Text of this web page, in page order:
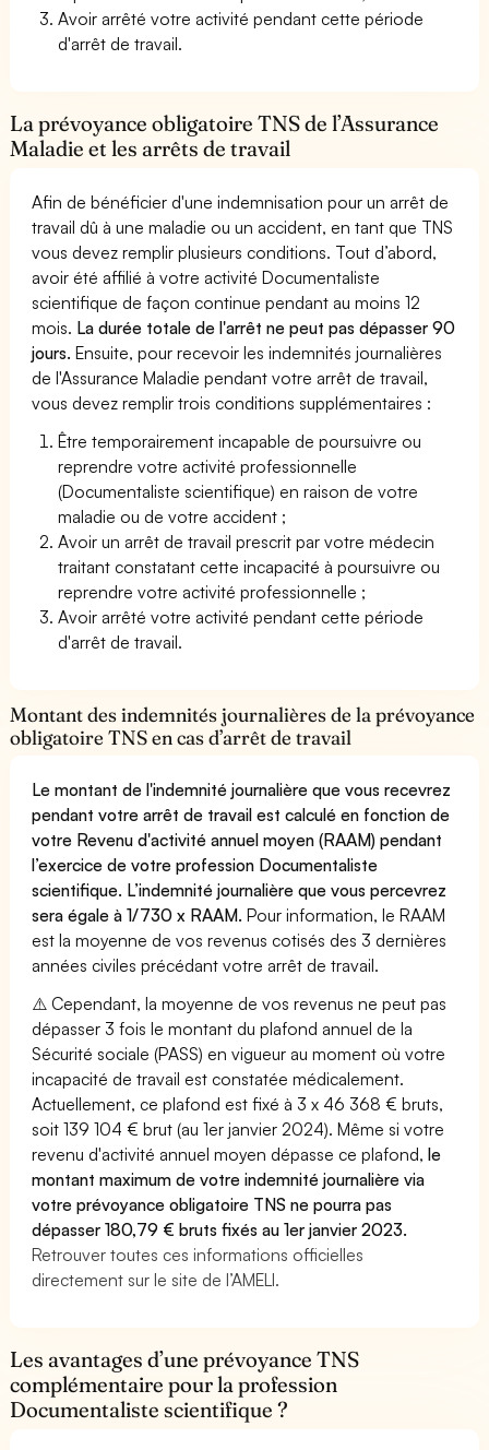
Avoir arrêté votre activité pendant cette période
d'arrêt de travail.
La prévoyance obligatoire TNS de l’Assurance
Maladie et les arrêts de travail
Afin de bénéficier d'une indemnisation pour un arrêt de
travail dû à une maladie ou un accident, en tant que TNS
vous devez remplir plusieurs conditions. Tout d’abord,
avoir été affilié à votre activité Documentaliste
scientifique de façon continue pendant au moins 12
mois. La durée totale de l'arrêt ne peut pas dépasser 90
jours. Ensuite, pour recevoir les indemnités journalières
de l'Assurance Maladie pendant votre arrêt de travail,
vous devez remplir trois conditions supplémentaires :
Être temporairement incapable de poursuivre ou
reprendre votre activité professionnelle
(Documentaliste scientifique) en raison de votre
maladie ou de votre accident ;
Avoir un arrêt de travail prescrit par votre médecin
traitant constatant cette incapacité à poursuivre ou
reprendre votre activité professionnelle ;
Avoir arrêté votre activité pendant cette période
d'arrêt de travail.
Montant des indemnités journalières de la prévoyance
obligatoire TNS en cas d’arrêt de travail
Le montant de l'indemnité journalière que vous recevrez
pendant votre arrêt de travail est calculé en fonction de
votre Revenu d'activité annuel moyen (RAAM) pendant
l’exercice de votre profession Documentaliste
scientifique. L’indemnité journalière que vous percevrez
sera égale à 1/730 x RAAM. Pour information, le RAAM
est la moyenne de vos revenus cotisés des 3 dernières
années civiles précédant votre arrêt de travail.
⚠️ Cependant, la moyenne de vos revenus ne peut pas
dépasser 3 fois le montant du plafond annuel de la
Sécurité sociale (PASS) en vigueur au moment où votre
incapacité de travail est constatée médicalement.
Actuellement, ce plafond est fixé à 3 x 46 368 € bruts,
soit 139 104 € brut (au 1er janvier 2024). Même si votre
revenu d'activité annuel moyen dépasse ce plafond,le
montant maximum de votre indemnité journalière via
votre prévoyance obligatoire TNS ne pourra pas
dépasser 180,79 € bruts fixés au 1er janvier 2023.
Retrouver toutes ces informations officielles
directement sur le site de l’AMELI.
Les avantages d’une prévoyance TNS
complémentaire pour la profession
Documentaliste scientifique ?